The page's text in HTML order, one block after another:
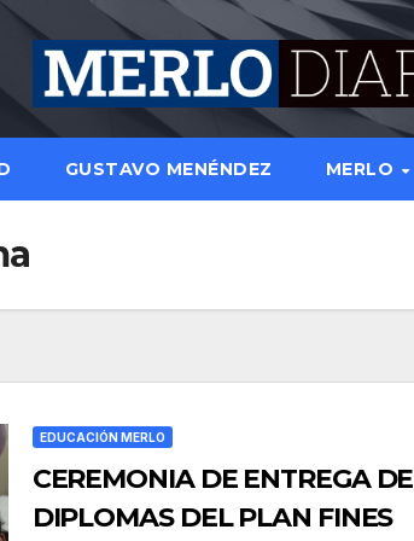
GUSTAVO MENÉNDEZ MERLO
EDUCACIÓN MERLO
CEREMONIA DE ENTREGA DE
DIPLOMAS DEL PLAN FINES